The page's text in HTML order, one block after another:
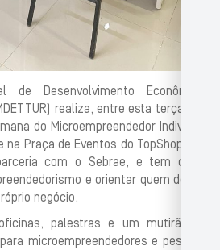
de Desenvolvimento Econômico,
realiza, entre esta terça (27)
do Microempreendedor Individual
na Praça de Eventos do TopShopping,
com o Sebrae, e tem como
e orientar quem deseja
negócio.
palestras e um mutirão de
microempreendedores e pessoas